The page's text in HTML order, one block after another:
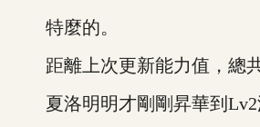
特麼的。
距離上次更新能力值，總共
夏洛明明才剛剛昇華到Lv2